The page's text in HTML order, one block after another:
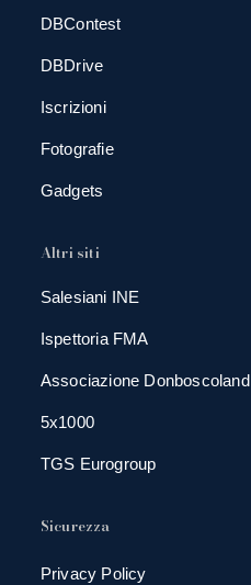
DBContest
DBDrive
Iscrizioni
Fotografie
Gadgets
Altri siti
Salesiani INE
Ispettoria FMA
Associazione Donboscoland
5x1000
TGS Eurogroup
Sicurezza
Privacy Policy